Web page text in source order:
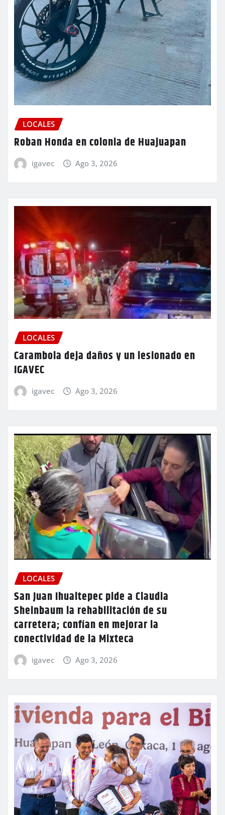
LOCALES
Roban Honda en colonia de Huajuapan
igavec Ago 3, 2026
LOCALES
Carambola deja daños y un lesionado en
IGAVEC
igavec Ago 3, 2026
LOCALES
San Juan Ihualtepec pide a Claudia
Sheinbaum la rehabilitación de su
carretera; confían en mejorar la
conectividad de la Mixteca
igavec Ago 3, 2026